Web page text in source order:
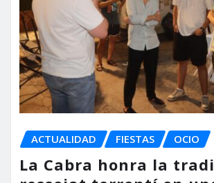
ACTUALIDAD FIESTAS OCIO
La Cabra honra la